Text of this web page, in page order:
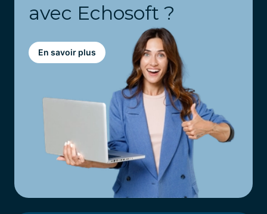
avec Echosoft ?
En savoir plus